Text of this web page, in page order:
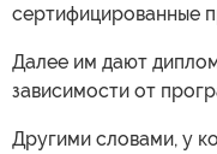
сертифицированные
Далее им дают
зависимости от
Другими словами, у